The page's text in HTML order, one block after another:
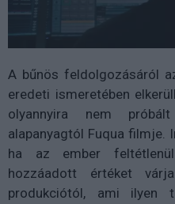
A bűnös feldolgozásáról
eredeti ismeretében
olyannyira nem
alapanyagtól Fuqua filmje.
ha az ember
hozzáadott értéket
produkciótól, ami ilyen